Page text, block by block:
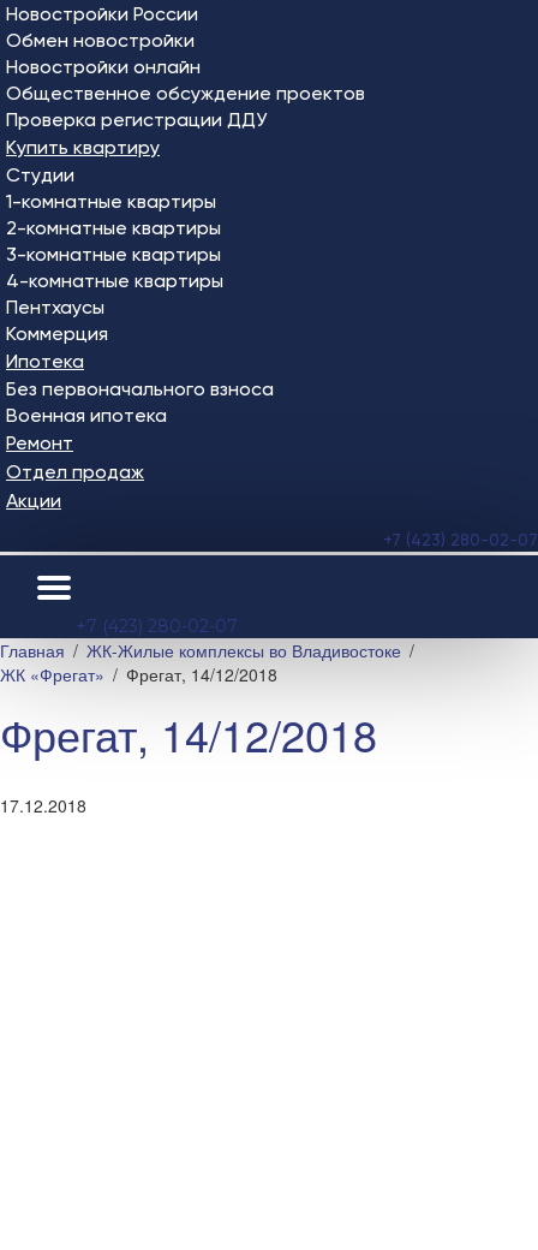
Новостройки России
Обмен новостройки
Новостройки онлайн
Общественное обсуждение проектов
Проверка регистрации ДДУ
Купить квартиру
Студии
1-комнатные квартиры
2-комнатные квартиры
3-комнатные квартиры
4-комнатные квартиры
Пентхаусы
Коммерция
Ипотека
Без первоначального взноса
Военная ипотека
Ремонт
Отдел продаж
Акции
+7 (423) 280-02-07
+7 (423) 280-02-07
Главная
ЖК-Жилые комплексы во Владивостоке
ЖК «Фрегат»
Фрегат, 14/12/2018
Фрегат, 14/12/2018
17.12.2018